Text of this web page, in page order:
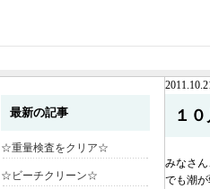
最新の記事
☆重量検査をクリア☆
☆ビーチクリーン☆
１
みなさ
でも潮